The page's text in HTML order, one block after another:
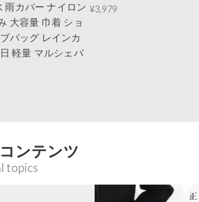
雨カバー ナイロン
大容量 巾着 ショ
バッグ レインカ
軽量 マルシェバ
¥3,979
ンテンツ
topics